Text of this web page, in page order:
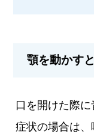
顎を動かす
口を開けた際
症状の場合は